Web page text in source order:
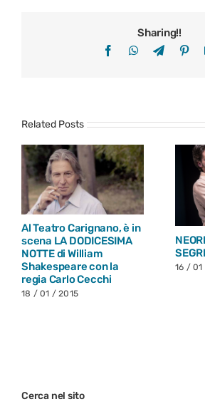
Sharing!!
FacebookWhatsApp
Related Posts
Al Teatro Carignano, è in
scena LA DODICESIMA
NOTTE di William
Shakespeare con la
regia Carlo Cecchi
18 / 01 / 2015
16 /
Cerca nel sito